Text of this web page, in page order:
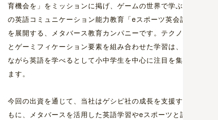
育機会を」をミッションに掲げ、ゲームの世界で学ぶ世界初
の英語コミュニケーション能力教育「eスポーツ英会話®」等
を展開する、メタバース教育カンパニーです。テクノロジー
とゲーミフィケーション要素を組み合わせた学習は、楽しみ
ながら英語を学べるとして小中学生を中心に注目を集めてい
ます。
今回の出資を通じて、当社はゲシピ社の成長を支援するとと
もに、メタバースを活用した英語学習やeスポーツと語学教育